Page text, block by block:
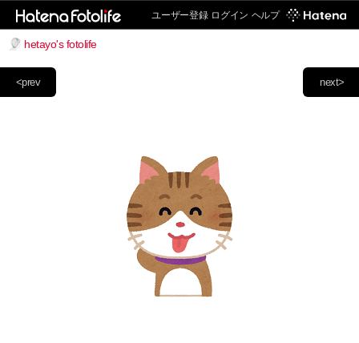
ユーザー登録 ログイン ヘルプ
hetayo's fotolife
next>
<prev